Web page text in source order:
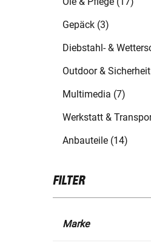
Gepäck (3)
Diebstahl- &
Outdoor &
Multimedia (7)
Werkstatt &
Anbauteile (14)
FILTER
Marke